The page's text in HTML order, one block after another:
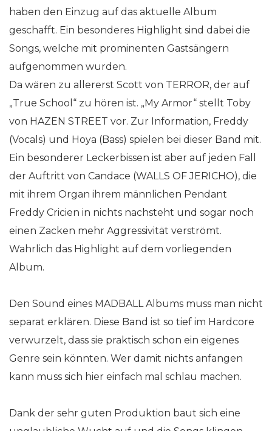
haben den Einzug auf das aktuelle Album
geschafft. Ein besonderes Highlight sind dabei die
Songs, welche mit prominenten Gastsängern
aufgenommen wurden.
Da wären zu allererst Scott von TERROR, der auf
„True School“ zu hören ist. „My Armor“ stellt Toby
von HAZEN STREET vor. Zur Information, Freddy
(Vocals) und Hoya (Bass) spielen bei dieser Band mit.
Ein besonderer Leckerbissen ist aber auf jeden Fall
der Auftritt von Candace (WALLS OF JERICHO), die
mit ihrem Organ ihrem männlichen Pendant
Freddy Cricien in nichts nachsteht und sogar noch
einen Zacken mehr Aggressivität verströmt.
Wahrlich das Highlight auf dem vorliegenden
Album.
Den Sound eines MADBALL Albums muss man nicht
separat erklären. Diese Band ist so tief im Hardcore
verwurzelt, dass sie praktisch schon ein eigenes
Genre sein könnten. Wer damit nichts anfangen
kann muss sich hier einfach mal schlau machen.
Dank der sehr guten Produktion baut sich eine